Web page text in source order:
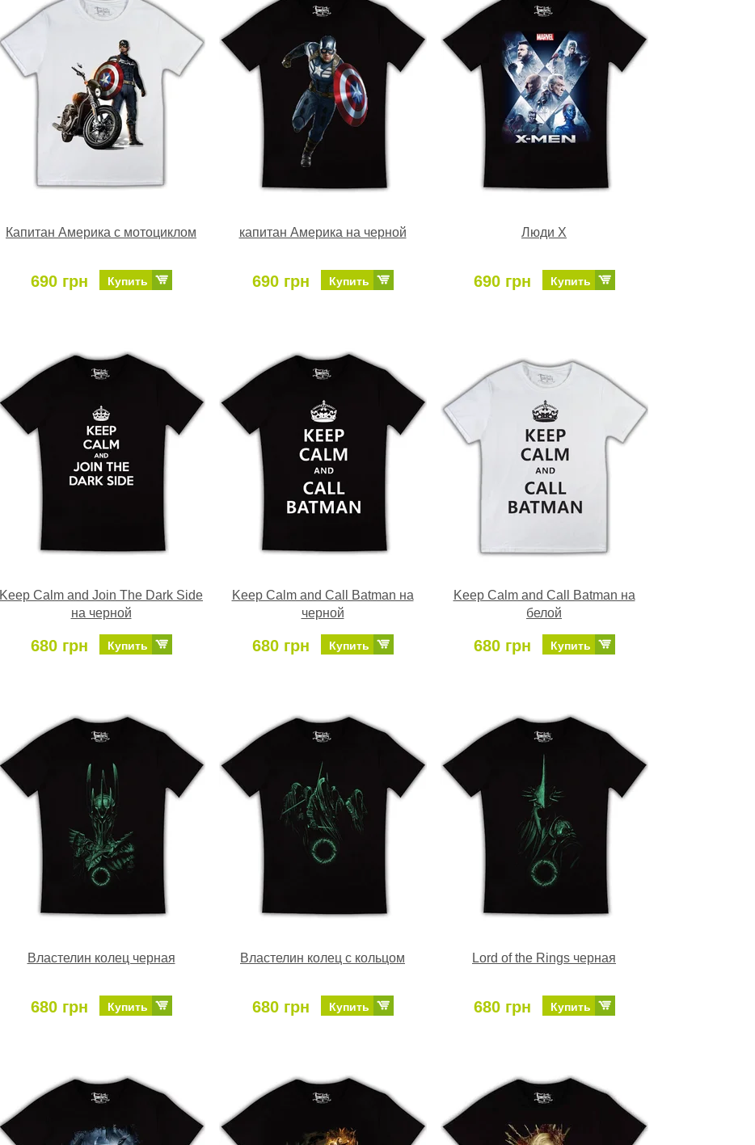
Капитан Америка с мотоциклом
690 грн Купить
капитан Америка на черной
690 грн Купить
Люди Х
690 грн Купить
Keep Calm and Join The Dark Side
на черной
680 грн Купить
Keep Calm and Call Batman на
черной
680 грн Купить
Keep Calm and Call Batman на
белой
680 грн Купить
Властелин колец черная
680 грн Купить
Властелин колец с кольцом
680 грн Купить
Lord of the Rings черная
680 грн Купить